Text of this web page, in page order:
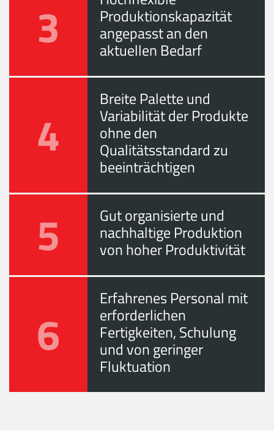
3 Produktionskapazität
angepasst an den
aktuellen Bedarf
4
Breite Palette und
Variabilität der Produkte
ohne den
Qualitätsstandard zu
beeinträchtigen
5 Gut organisierte und
nachhaltige Produktion
von hoher Produktivität
6
Erfahrenes Personal mit
erforderlichen
Fertigkeiten, Schulung
und von geringer
Fluktuation